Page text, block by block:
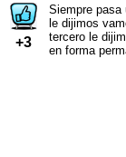
+3
Siempre
le dijimos
tercero le
en forma